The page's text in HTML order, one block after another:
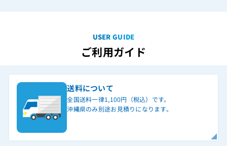
USER GUIDE
ご利用ガイド
送料について
全国送料一律1,100円（税込）です。
沖縄県のみ別途お見積りになります。